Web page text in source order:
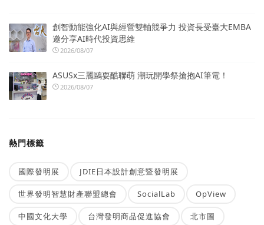
創智動能強化AI與經營雙軸競爭力 投資長受臺大EMBA
邀分享AI時代投資思維
2026/08/07
ASUSx三麗鷗耍酷聯萌 潮玩開學祭搶抱AI筆電！
2026/08/07
熱門標籤
國際發明展 JDIE日本設計創意暨發明展
世界發明智慧財產聯盟總會 SocialLab OpView
中國文化大學 台灣發明商品促進協會 北市圖